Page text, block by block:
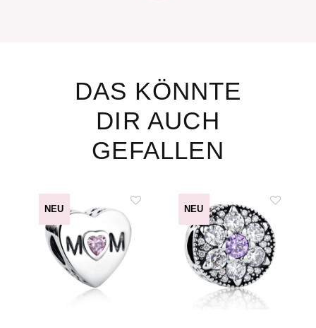
DAS KÖNNTE
DIR AUCH
GEFALLEN
NEU NEU